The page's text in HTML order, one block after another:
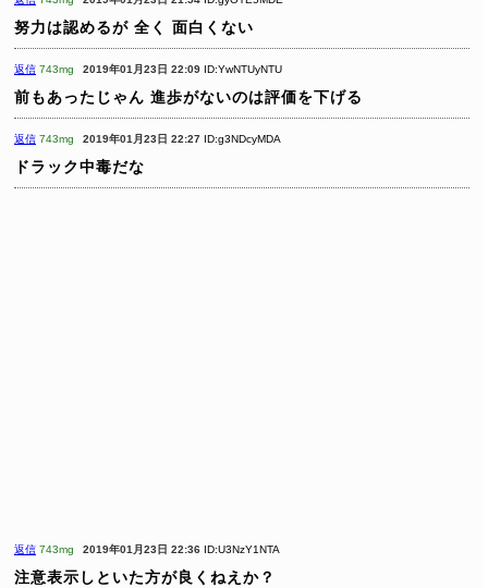
努力は認めるが 全く 面白くない
返信 743mg 2019年01月23日 22:09 ID:YwNTUyNTU
前もあったじゃん 進歩がないのは評価を下げる
返信 743mg 2019年01月23日 22:27 ID:g3NDcyMDA
ドラック中毒だな
返信 743mg 2019年01月23日 22:36 ID:U3NzY1NTA
注意表示しといた方が良くねえか？